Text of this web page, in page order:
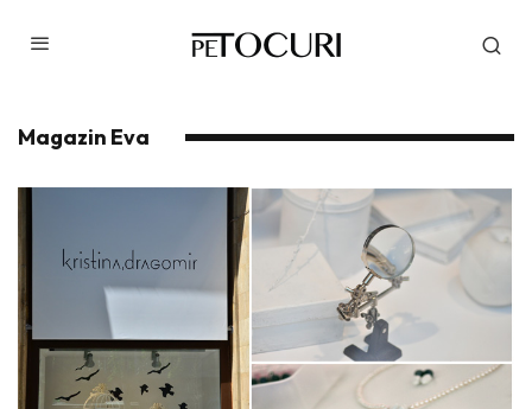
Magazin Eva